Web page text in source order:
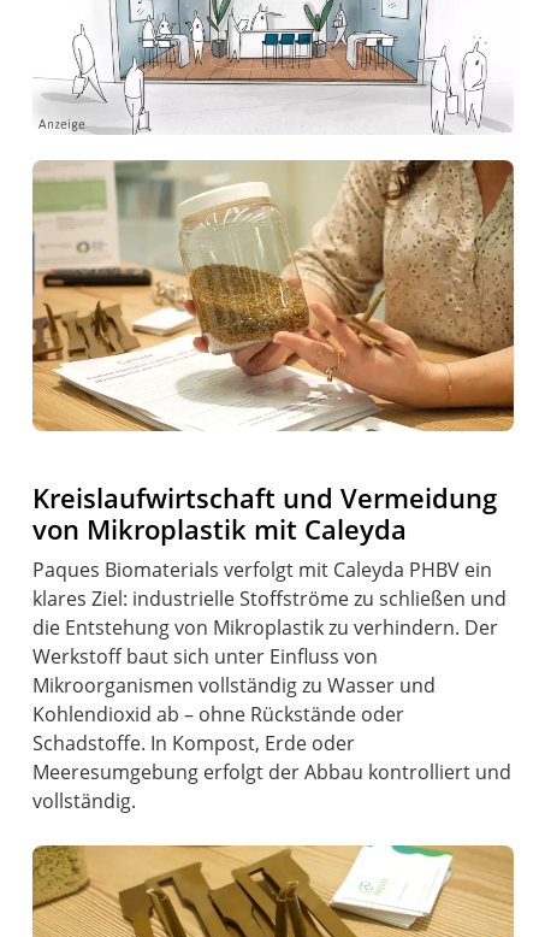
Kreislaufwirtschaft und Vermeidung
von Mikroplastik mit Caleyda
Paques Biomaterials verfolgt mit Caleyda PHBV ein
klares Ziel: industrielle Stoffströme zu schließen und
die Entstehung von Mikroplastik zu verhindern. Der
Werkstoff baut sich unter Einfluss von
Mikroorganismen vollständig zu Wasser und
Kohlendioxid ab – ohne Rückstände oder
Schadstoffe. In Kompost, Erde oder
Meeresumgebung erfolgt der Abbau kontrolliert und
vollständig.